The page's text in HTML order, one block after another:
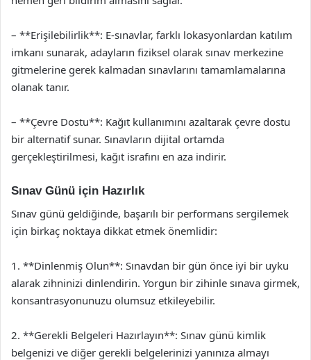
– **Erişilebilirlik**: E-sınavlar, farklı lokasyonlardan katılım
imkanı sunarak, adayların fiziksel olarak sınav merkezine
gitmelerine gerek kalmadan sınavlarını tamamlamalarına
olanak tanır.
– **Çevre Dostu**: Kağıt kullanımını azaltarak çevre dostu
bir alternatif sunar. Sınavların dijital ortamda
gerçekleştirilmesi, kağıt israfını en aza indirir.
Sınav Günü için Hazırlık
Sınav günü geldiğinde, başarılı bir performans sergilemek
için birkaç noktaya dikkat etmek önemlidir:
1. **Dinlenmiş Olun**: Sınavdan bir gün önce iyi bir uyku
alarak zihninizi dinlendirin. Yorgun bir zihinle sınava girmek,
konsantrasyonunuzu olumsuz etkileyebilir.
2. **Gerekli Belgeleri Hazırlayın**: Sınav günü kimlik
belgenizi ve diğer gerekli belgelerinizi yanınıza almayı